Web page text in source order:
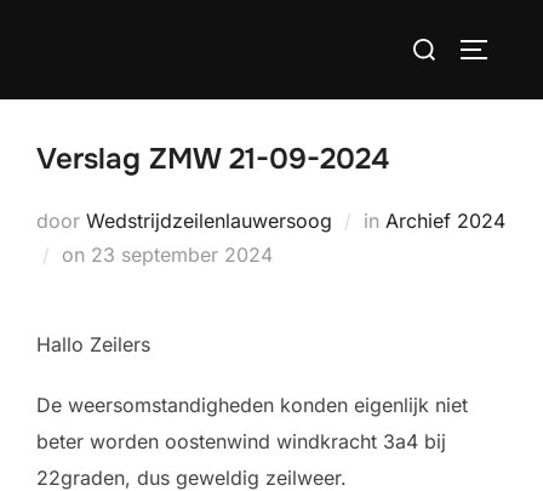
Zoek
Verslag ZMW 21-09-2024
door Wedstrijdzeilenlauwersoog in Archief 2024
on Geplaatst
23 september 2024
Hallo Zeilers
De weersomstandigheden konden eigenlijk niet
beter worden oostenwind windkracht 3a4 bij
22graden, dus geweldig zeilweer.